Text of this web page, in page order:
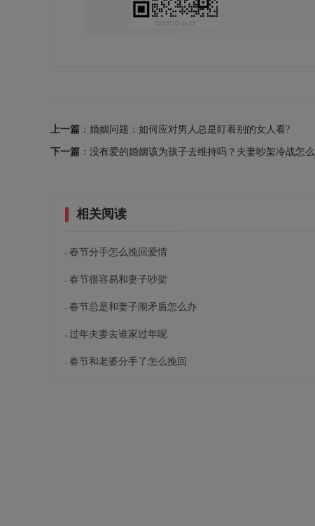
上一篇 ：婚姻问题：如何应对男人总是盯着别的女人看?
下一篇 ：没有爱的婚姻该为孩子去维持吗？夫妻吵架冷战怎么
相关阅读
春节分手怎么挽回爱情
春节很容易和妻子吵架
春节总是和妻子闹矛盾怎么办
过年夫妻去谁家过年呢
春节和老婆分手了怎么挽回